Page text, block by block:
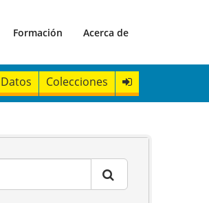
Formación Acerca de
Datos Colecciones